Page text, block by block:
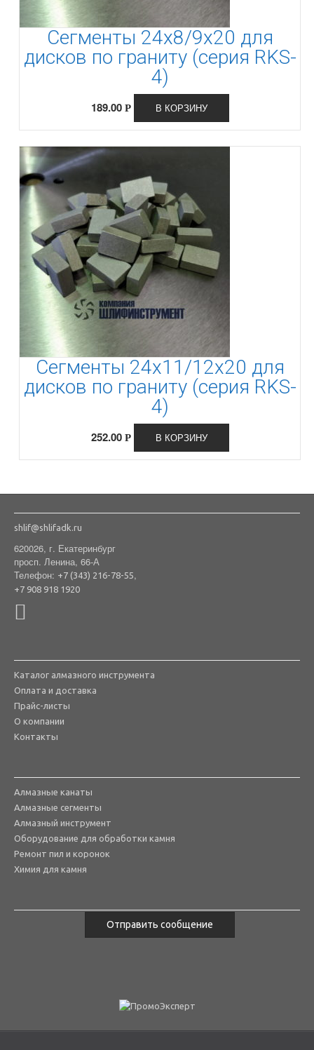
Сегменты 24х8/9х20 для
дисков по граниту (серия RKS-
4)
189.00 Р В КОРЗИНУ
Сегменты 24х11/12х20 для
дисков по граниту (серия RKS-
4)
252.00 Р В КОРЗИНУ
shlif@shlifadk.ru
620026, г. Екатеринбург
просп. Ленина, 66-А
Телефон: +7 (343) 216-78-55,
+7 908 918 1920
Каталог алмазного инструмента
Оплата и доставка
Прайс-листы
О компании
Контакты
Алмазные канаты
Алмазные сегменты
Алмазный инструмент
Оборудование для обработки камня
Ремонт пил и коронок
Химия для камня
Отправить сообщение